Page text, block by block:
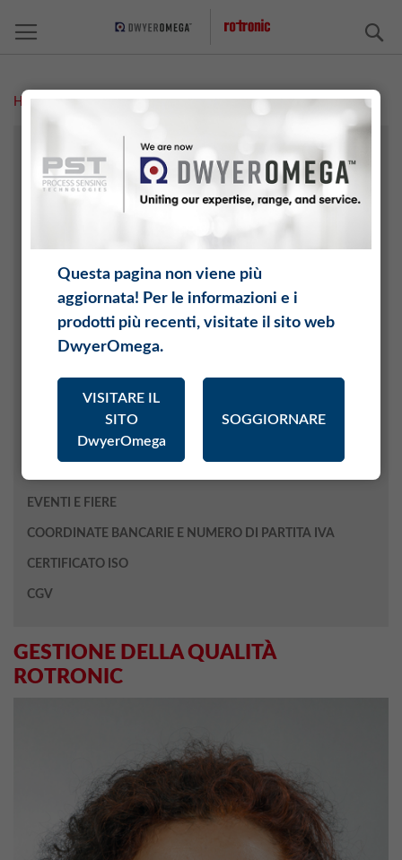
Home Gestione della qualità
GESTIONE DELLA QUALITÀ
ROTRONIC
MEDIA
Archivio Novità
CARRIERA
Consiglio di Amministrazione
Gestione
Gestione della qualità
EVENTI E FIERE
COORDINATE BANCARIE E NUMERO DI PARTITA IVA
CERTIFICATO ISO
CGV
Questa pagina non viene più
aggiornata! Per le informazioni e i
prodotti più recenti, visitate il sito web
DwyerOmega.
VISITARE IL
SITO
DwyerOmega
SOGGIORNARE